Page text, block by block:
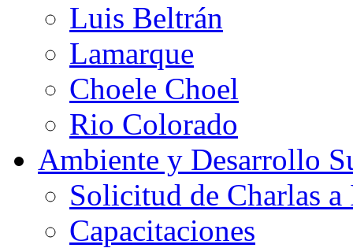
Luis Beltrán
Lamarque
Choele Choel
Rio Colorado
Ambiente y Desarrollo
Solicitud de Charlas
Capacitaciones